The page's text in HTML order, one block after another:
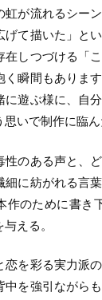
虹が流れるシー
げて描いた」と
在しつづける「
く瞬間もありま
に遊ぶ様に、自
いで制作に臨ん
性のある声と、
細に紡がれる言
作のために書き
える。
恋を彩る実力派
中を強引ながら